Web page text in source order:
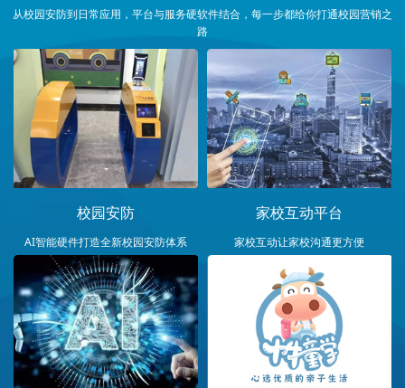
从校园安防到日常应用，平台与服务硬软件结合，每一步都给你打通校园营销之
路
校园安防
AI智能硬件打造全新校园安防体系
家校互动平台
家校互动让家校沟通更方便